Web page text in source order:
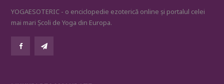
YOGAESOTERIC - o enciclopedie ezoterică online și portalul celei
mai mari Școli de Yoga din Europa.